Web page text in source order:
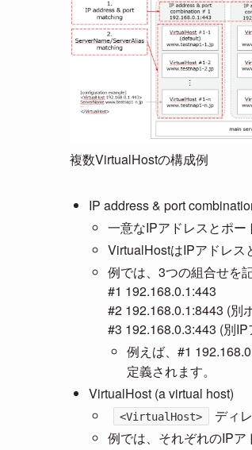
複数VirtualHostの構成例
IP address & port
一意なIPアドレスとポー
VirtualHostはIPアドレス
例では、3つの組合せを
#1 192.168.0.1:443
#2 192.168.0.1:8443 (別
#3 192.168.0.3:443 (別IP
例えば、#1
定義されます。
VirtualHost (a virtual host)
<VirtualHost>
ディ
例では、それぞれのIPア